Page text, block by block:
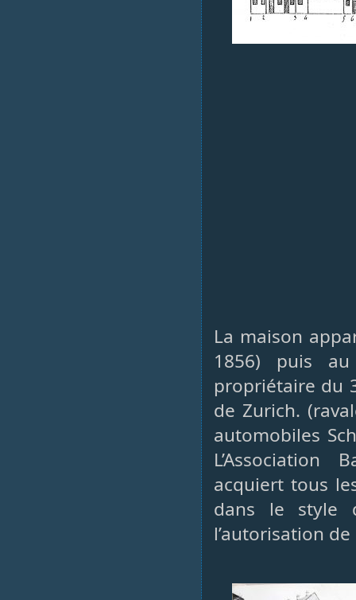
La maison
1856) puis
propriétaire du
de Zurich.
automobiles
L’Association
acquiert tous
dans le style
l’autorisation